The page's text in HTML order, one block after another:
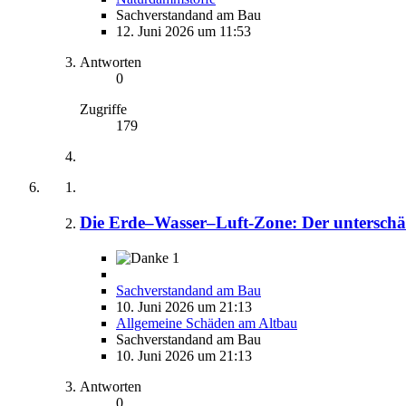
Sachverstandand am Bau
12. Juni 2026 um 11:53
Antworten
0
Zugriffe
179
Die Erde–Wasser–Luft-Zone: Der
1
Sachverstandand am Bau
10. Juni 2026 um 21:13
Allgemeine Schäden am Altbau
Sachverstandand am Bau
10. Juni 2026 um 21:13
Antworten
0